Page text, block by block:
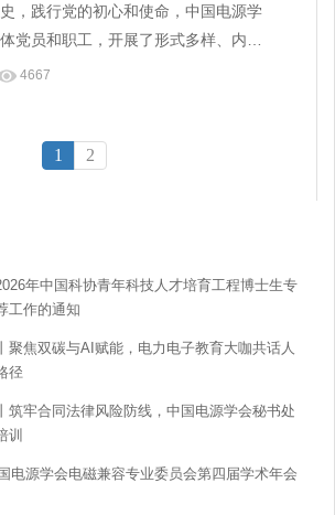
，践行党的初心和使命，中国电源学
党员和职工，开展了形式多样、内容
育活动。 6月23日，党的百年华诞即
4667
1 2
年中国科协青年科技人才培育工程博士生专
工作的通知
聚焦双碳与AI赋能，电力电子教育大咖共话人
径
筑牢合同法律风险防线，中国电源学会秘书处
训
电源学会电磁兼容专业委员会第四届学术年会